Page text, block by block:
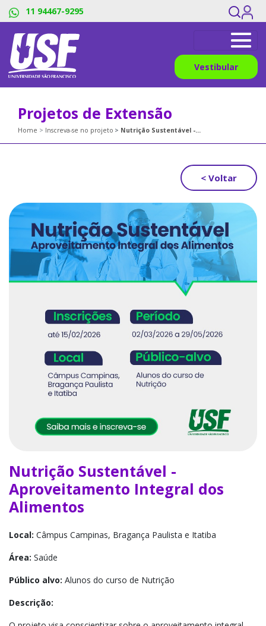
11 94467-9295
Vestibular
Projetos de Extensão
Home Inscreva-se no projeto Nutrição Sustentável - Aproveitamento Integral dos Alimentos
< Voltar
Nutrição Sustentável -
Aproveitamento Integral dos
Alimentos
Local: Câmpus Campinas, Bragança Paulista e Itatiba
Área: Saúde
Público alvo: Alunos do curso de Nutrição
Descrição: